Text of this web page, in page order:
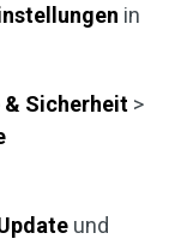
in
& Sicherheit >
und